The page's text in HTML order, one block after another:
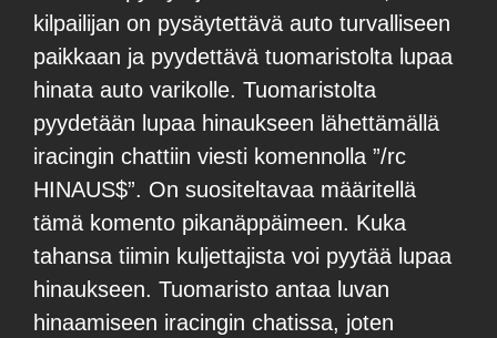
kilpailijan on pysäytettävä auto turvalliseen
paikkaan ja pyydettävä tuomaristolta lupaa
hinata auto varikolle. Tuomaristolta
pyydetään lupaa hinaukseen lähettämällä
iracingin chattiin viesti komennolla ”/rc
HINAUS$”. On suositeltavaa määritellä
tämä komento pikanäppäimeen. Kuka
tahansa tiimin kuljettajista voi pyytää lupaa
hinaukseen. Tuomaristo antaa luvan
hinaamiseen iracingin chatissa, joten